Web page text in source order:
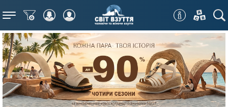
Меню